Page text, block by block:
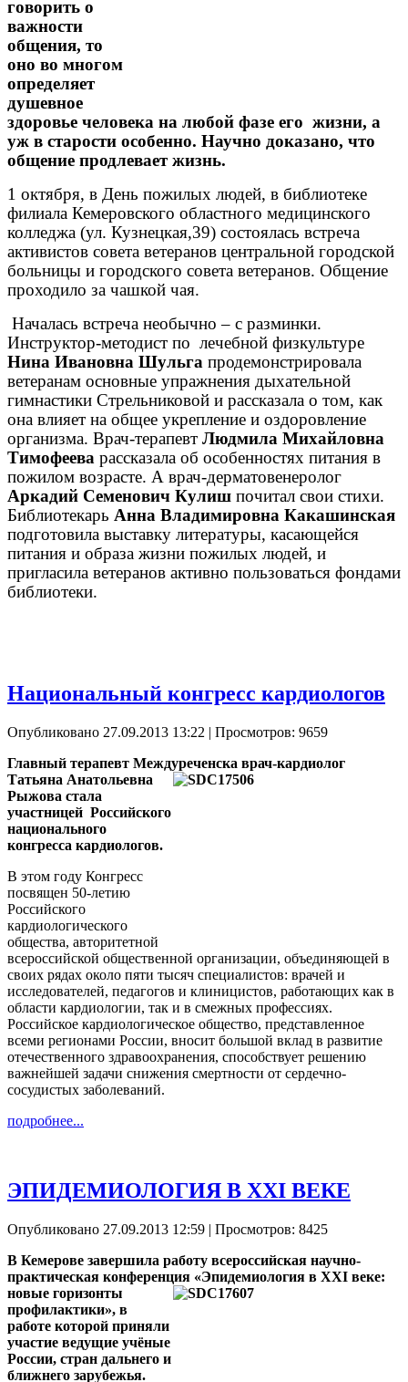
говорить о
важности
общения, то
оно во многом
определяет
душевное
здоровье человека на любой фазе его жизни, а
уж в старости особенно. Научно доказано, что
общение продлевает жизнь.
1 октября, в День пожилых людей, в библиотеке
филиала Кемеровского областного медицинского
колледжа (ул. Кузнецкая,39) состоялась встреча
активистов совета ветеранов центральной городской
больницы и городского совета ветеранов. Общение
проходило за чашкой чая.
Началась встреча необычно – с разминки.
Инструктор-методист по лечебной физкультуре
Нина Ивановна Шульга продемонстрировала
ветеранам основные упражнения дыхательной
гимнастики Стрельниковой и рассказала о том, как
она влияет на общее укрепление и оздоровление
организма. Врач-терапевт Людмила Михайловна
Тимофеева рассказала об особенностях питания в
пожилом возрасте. А врач-дерматовенеролог
Аркадий Семенович Кулиш почитал свои стихи.
Библиотекарь Анна Владимировна Какашинская
подготовила выставку литературы, касающейся
питания и образа жизни пожилых людей, и
пригласила ветеранов активно пользоваться фондами
библиотеки.
Национальный конгресс кардиологов
Опубликовано 27.09.2013 13:22 | Просмотров: 9659
Главный терапевт Междуреченска врач-кардиолог
Татьяна Анатольевна
Рыжова стала
участницей Российского
национального
конгресса кардиологов.
В этом году Конгресс
посвящен 50-летию
Российского
кардиологического
общества, авторитетной
всероссийской общественной организации, объединяющей в
своих рядах около пяти тысяч специалистов: врачей и
исследователей, педагогов и клиницистов, работающих как в
области кардиологии, так и в смежных профессиях.
Российское кардиологическое общество, представленное
всеми регионами России, вносит большой вклад в развитие
отечественного здравоохранения, способствует решению
важнейшей задачи снижения смертности от сердечно-
сосудистых заболеваний.
подробнее...
ЭПИДЕМИОЛОГИЯ В ХХI ВЕКЕ
Опубликовано 27.09.2013 12:59 | Просмотров: 8425
В Кемерове завершила работу всероссийская научно-
практическая конференция «Эпидемиология в XXI веке:
новые горизонты
профилактики», в
работе которой приняли
участие ведущие учёные
России, стран дальнего и
ближнего зарубежья.